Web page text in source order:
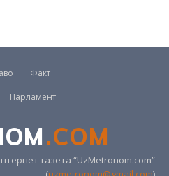
Факт
Парламент
.COM
газета “UzMetronom.com”